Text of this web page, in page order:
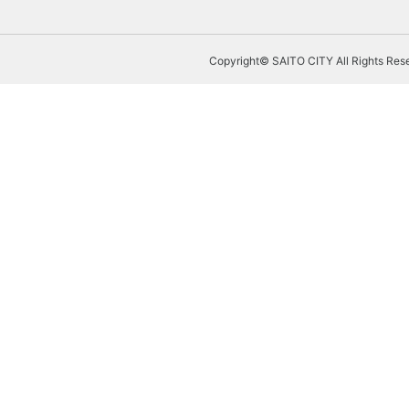
Copyright© SAITO CITY All Rights